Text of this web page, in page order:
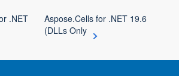
.NET
Aspose.Cells for .NET 19.6
(DLLs Only